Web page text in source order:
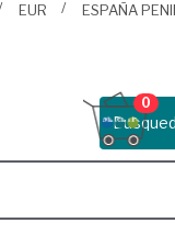
EUR ESPAÑA
0